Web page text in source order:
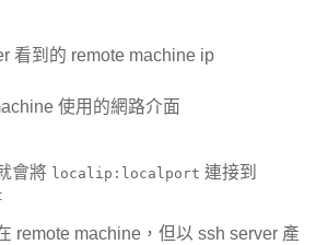
看到的 remote machine ip
使用的網路介面
會將 localip:localport 連接到
remote machine，但以 ssh server 產